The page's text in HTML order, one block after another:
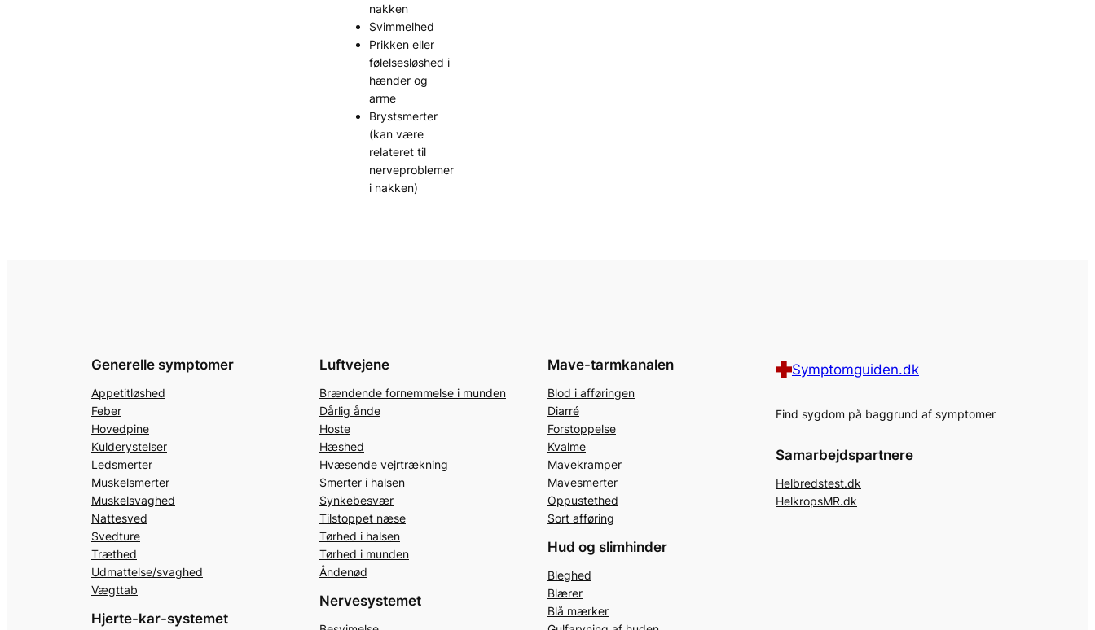
nakken
Svimmelhed
Prikken eller
følelsesløshed i
hænder og
arme
Brystsmerter
(kan være
relateret til
nerveproblemer
i nakken)
Generelle symptomer
Appetitløshed
Feber
Hovedpine
Kulderystelser
Ledsmerter
Muskelsmerter
Muskelsvaghed
Nattesved
Svedture
Træthed
Udmattelse/svaghed
Vægttab
Hjerte-kar-systemet
Luftvejene
Brændende fornemmelse i munden
Dårlig ånde
Hoste
Hæshed
Hvæsende vejrtrækning
Smerter i halsen
Synkebesvær
Tilstoppet næse
Tørhed i halsen
Tørhed i munden
Åndenød
Nervesystemet
Mave-tarmkanalen
Blod i afføringen
Diarré
Forstoppelse
Kvalme
Mavekramper
Mavesmerter
Oppustethed
Sort afføring
Hud og slimhinder
Bleghed
Blærer
Blå mærker
Symptomguiden.dk
Find sygdom på baggrund af symptomer
Samarbejdspartnere
Helbredstest.dk
HelkropsMR.dk